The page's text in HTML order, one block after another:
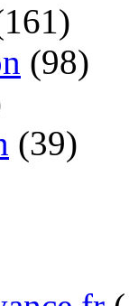
(98)
(39)